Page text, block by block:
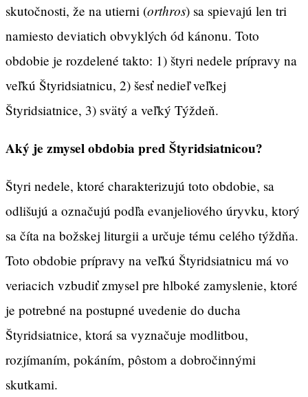
skutočnosti, že na utierni (orthros) sa spievajú len tri
namiesto deviatich obvyklých ód kánonu. Toto
obdobie je rozdelené takto: 1) štyri nedele prípravy na
veľkú Štyridsiatnicu, 2) šesť nedieľ veľkej
Štyridsiatnice, 3) svätý a veľký Týždeň.
Aký je zmysel obdobia pred Štyridsiatnicou?
Štyri nedele, ktoré charakterizujú toto obdobie, sa
odlišujú a označujú podľa evanjeliového úryvku, ktorý
sa číta na božskej liturgii a určuje tému celého týždňa.
Toto obdobie prípravy na veľkú Štyridsiatnicu má vo
veriacich vzbudiť zmysel pre hlboké zamyslenie, ktoré
je potrebné na postupné uvedenie do ducha
Štyridsiatnice, ktorá sa vyznačuje modlitbou,
rozjímaním, pokáním, pôstom a dobročinnými
skutkami.